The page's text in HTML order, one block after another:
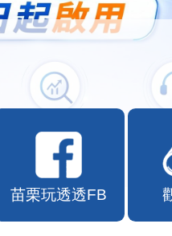
苗栗玩透透FB